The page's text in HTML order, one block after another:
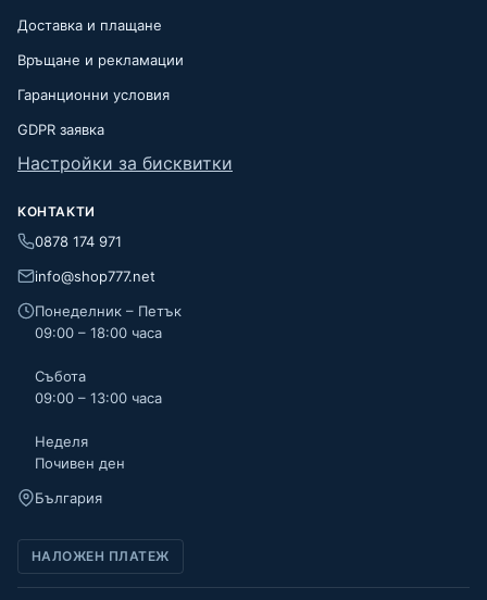
Доставка и плащане
Връщане и рекламации
Гаранционни условия
GDPR заявка
Настройки за бисквитки
КОНТАКТИ
0878 174 971
info@shop777.net
Понеделник – Петък
09:00 – 18:00 часа
Събота
09:00 – 13:00 часа
Неделя
Почивен ден
България
НАЛОЖЕН ПЛАТЕЖ